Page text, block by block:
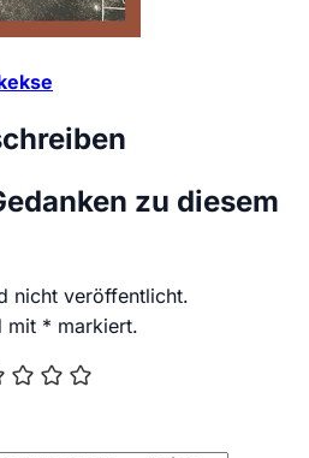
zu diesem
nicht veröffentlicht.
mit * markiert.